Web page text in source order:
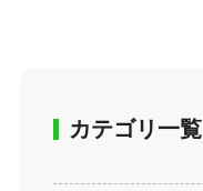
カテゴリ一覧